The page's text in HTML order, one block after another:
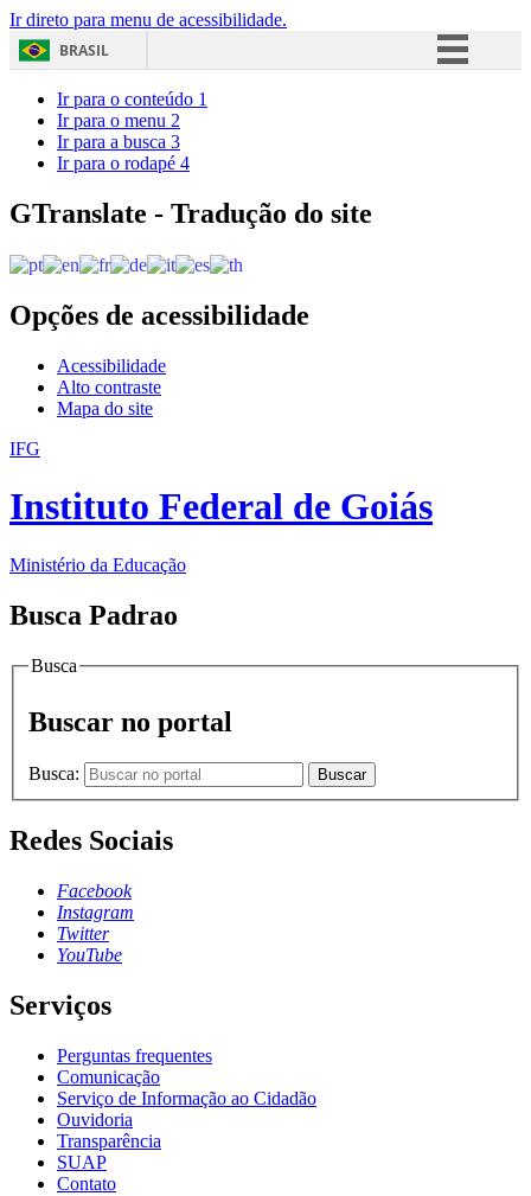
Ir direto para menu de acessibilidade.
BRASIL
Acesso à informação
Ir para o conteúdo 1
Ir para o menu 2
Ir para a busca 3
Ir para o rodapé 4
GTranslate - Tradução do site
Opções de acessibilidade
Acessibilidade
Alto contraste
Mapa do site
IFG
Instituto Federal de Goiás
Ministério da Educação
Busca Padrao
Busca
Buscar no portal
Busca: Buscar
Redes Sociais
Facebook
Instagram
Twitter
YouTube
Serviços
Perguntas frequentes
Comunicação
Serviço de Informação ao Cidadão
Ouvidoria
Transparência
SUAP
Contato